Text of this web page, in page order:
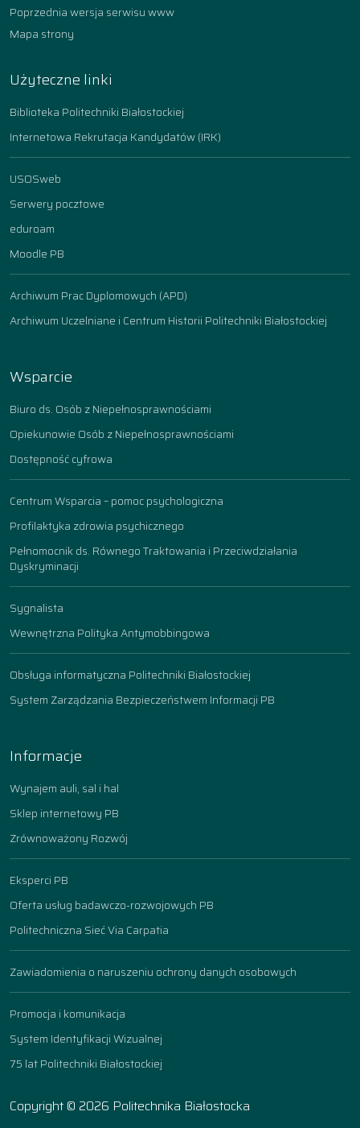
Poprzednia wersja serwisu www
Mapa strony
Użyteczne linki
Biblioteka Politechniki Białostockiej
Internetowa Rekrutacja Kandydatów (IRK)
USOSweb
Serwery pocztowe
eduroam
Moodle PB
Archiwum Prac Dyplomowych (APD)
Archiwum Uczelniane i Centrum Historii Politechniki Białostockiej
Wsparcie
Biuro ds. Osób z Niepełnosprawnościami
Opiekunowie Osób z Niepełnosprawnościami
Dostępność cyfrowa
Centrum Wsparcia – pomoc psychologiczna
Profilaktyka zdrowia psychicznego
Pełnomocnik ds. Równego Traktowania i Przeciwdziałania
Dyskryminacji
Sygnalista
Wewnętrzna Polityka Antymobbingowa
Obsługa informatyczna Politechniki Białostockiej
System Zarządzania Bezpieczeństwem Informacji PB
Informacje
Wynajem auli, sal i hal
Sklep internetowy PB
Zrównoważony Rozwój
Eksperci PB
Oferta usług badawczo-rozwojowych PB
Politechniczna Sieć Via Carpatia
Zawiadomienia o naruszeniu ochrony danych osobowych
Promocja i komunikacja
System Identyfikacji Wizualnej
75 lat Politechniki Białostockiej
Copyright © 2026 Politechnika Białostocka